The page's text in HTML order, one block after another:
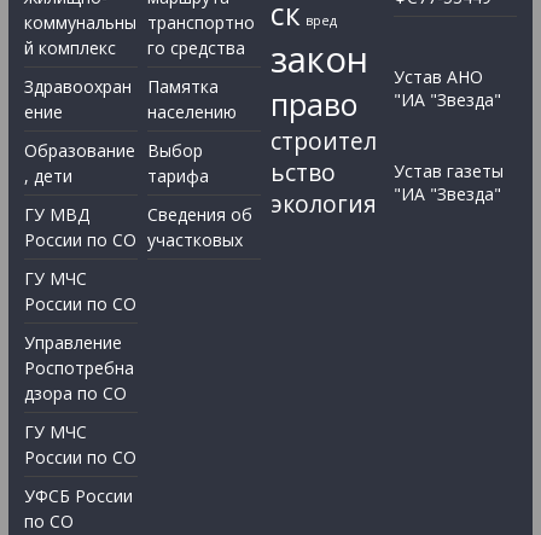
коммунальны
й комплекс
Здравоохран
ение
Образование
, дети
ГУ МВД
России по СО
ГУ МЧС
России по СО
Управление
Роспотребна
дзора по СО
ГУ МЧС
России по СО
УФСБ России
по СО
транспортно
го средства
Памятка
населению
Выбор
тарифа
Сведения об
участковых
ск вред
закон
право
строител
ьство
экология
Устав АНО
"ИА "Звезда"
Устав газеты
"ИА "Звезда"